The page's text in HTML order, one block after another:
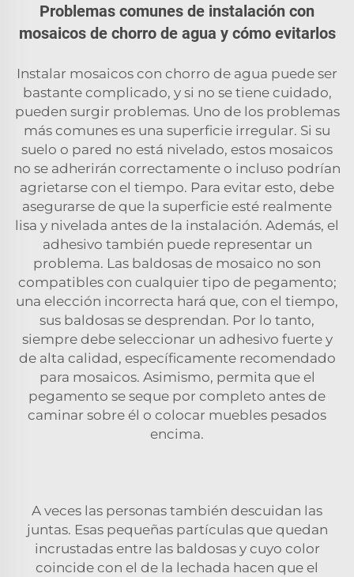
Problemas comunes de instalación con
mosaicos de chorro de agua y cómo evitarlos
Instalar mosaicos con chorro de agua puede ser
bastante complicado, y si no se tiene cuidado,
pueden surgir problemas. Uno de los problemas
más comunes es una superficie irregular. Si su
suelo o pared no está nivelado, estos mosaicos
no se adherirán correctamente o incluso podrían
agrietarse con el tiempo. Para evitar esto, debe
asegurarse de que la superficie esté realmente
lisa y nivelada antes de la instalación. Además, el
adhesivo también puede representar un
problema. Las baldosas de mosaico no son
compatibles con cualquier tipo de pegamento;
una elección incorrecta hará que, con el tiempo,
sus baldosas se desprendan. Por lo tanto,
siempre debe seleccionar un adhesivo fuerte y
de alta calidad, específicamente recomendado
para mosaicos. Asimismo, permita que el
pegamento se seque por completo antes de
caminar sobre él o colocar muebles pesados
encima.
A veces las personas también descuidan las
juntas. Esas pequeñas partículas que quedan
incrustadas entre las baldosas y cuyo color
coincide con el de la lechada hacen que el